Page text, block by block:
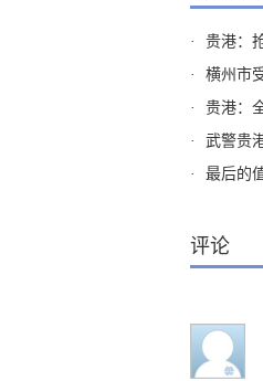
· 贵港：
·
横州市
·
贵港：
·
武警贵
·
最后的
评论